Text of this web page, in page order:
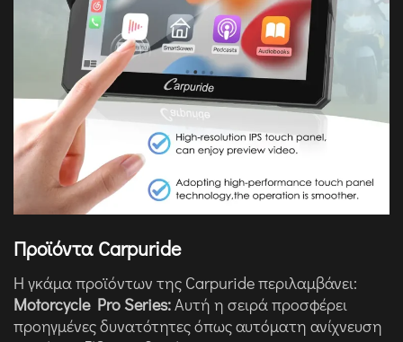
Προϊόντα Carpuride
Η γκάμα προϊόντων της Carpuride περιλαμβάνει:
Motorcycle Pro Series:Αυτή η σειρά προσφέρει
προηγμένες δυνατότητες όπως αυτόματη ανίχνευση